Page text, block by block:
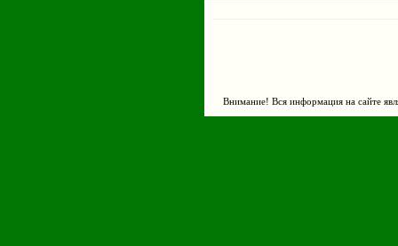
Внимание! Вся информация на сайте